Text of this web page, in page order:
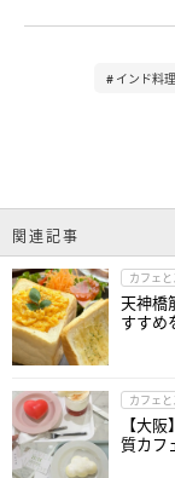
インド料理
関連記事
カフェ
天神橋
すすめ
カフェ
【大
質カフ